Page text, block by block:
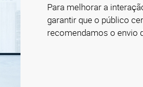
Para melhorar a
garantir que o público
recomendamos o envio